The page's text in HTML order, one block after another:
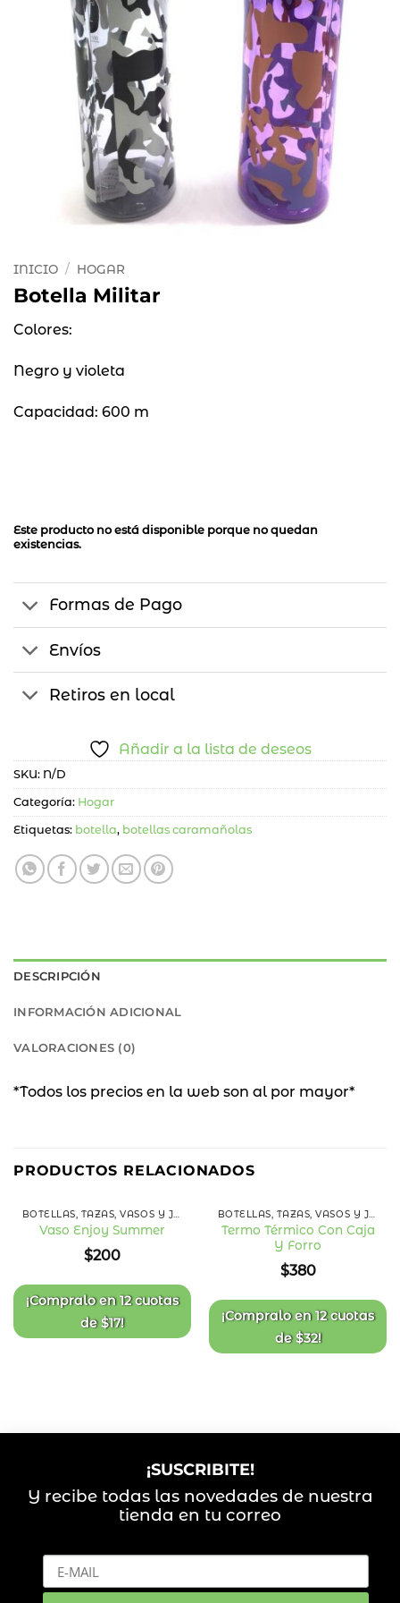
INICIO / HOGAR
Botella Militar
Colores:
Negro y violeta
Capacidad: 600 m
Este producto no está disponible porque no quedan
existencias.
Formas de Pago
Envíos
Retiros en local
Añadir a la lista de deseos
SKU: N/D
Categoría: Hogar
Etiquetas: botella, botellas caramañolas
DESCRIPCIÓN
INFORMACIÓN ADICIONAL
VALORACIONES (0)
*Todos los precios en la web son al por mayor*
PRODUCTOS RELACIONADOS
de
deseos
BOTELLAS, TAZAS, VASOS Y JARRAS
Vaso Enjoy Summer
$200
¡Compralo en12 cuotas
de$17!
BOTELLAS, TAZAS, VASOS Y JARRAS
Termo Térmico Con Caja
Y Forro
$380
¡Compralo en12 cuotas
de$32!
¡SUSCRIBITE!
Y recibe todas las novedades de nuestra
tienda en tu correo